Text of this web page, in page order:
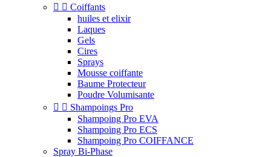
  Coiffants
huiles et elixir
Laques
Gels
Cires
Sprays
Mousse coiffante
Baume Protecteur
Poudre Volumisante
  Shampoings Pro
Shampoing Pro EVA
Shampoing Pro ECS
Shampoing Pro COIFFANCE
Spray Bi-Phase